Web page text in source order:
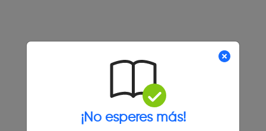
¡No esperes más!